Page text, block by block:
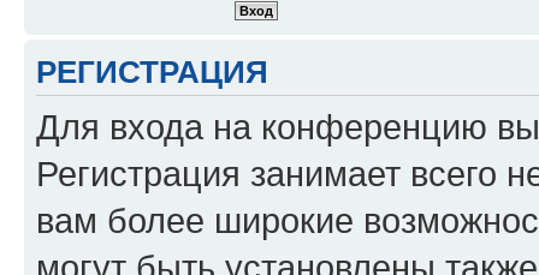
РЕГИСТРАЦИЯ
Для входа на конференцию
Регистрация занимает всего
вам более широкие
могут быть установлены